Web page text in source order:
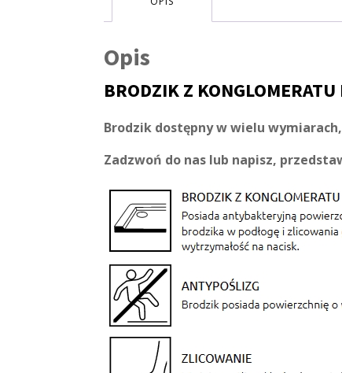
Opis
BRODZIK Z
Brodzik dostępny w wielu
Zadzwoń do nas lub napisz,